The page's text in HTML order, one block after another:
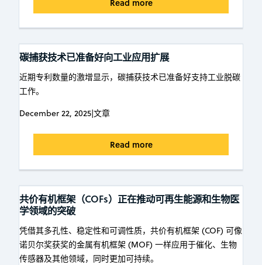
Read more
碳捕获技术已准备好向工业应用扩展
近期专利数量的激增显示，碳捕获技术已准备好支持工业脱碳
工作。
December 22, 2025|文章
Read more
共价有机框架（COFs）正在推动可再生能源和生物医
学领域的突破
凭借其多孔性、稳定性和可调性质，共价有机框架 (COF) 可像
诺贝尔奖获奖的金属有机框架 (MOF) 一样应用于催化、生物
传感器及其他领域，同时更加可持续。